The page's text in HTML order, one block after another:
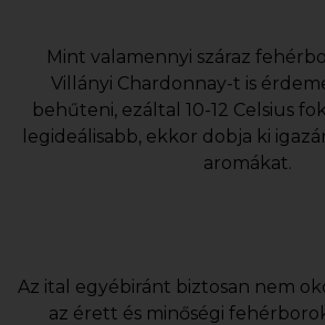
Mint valamennyi száraz
Villányi Chardonnay-t is
behűteni, ezáltal 10-12 Celsius
legideálisabb, ekkor dobja ki
aromákat.
Az ital egyébiránt biztosan nem
az érett és minőségi